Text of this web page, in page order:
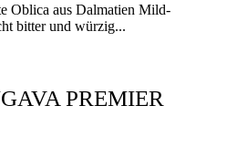
Oblica aus Dalmatien Mild-
bitter und würzig...
PREMIER